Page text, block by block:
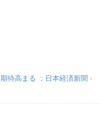
待高まる ：日本経済新聞 -